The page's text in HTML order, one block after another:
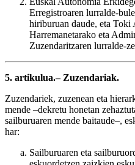
Erregistroaren lurralde-
hiriburuan daude, eta
Harremanetarako eta
Zuzendaritzaren lurralde-
5. artikulua.– Zuzendariak.
Zuzendariek, zuzenean eta
mende –dekretu honetan
sailburuaren mende baitaude–,
har:
Sailburuaren eta